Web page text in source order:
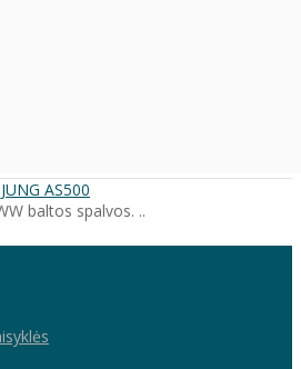
AS500
baltos spalvos. ..